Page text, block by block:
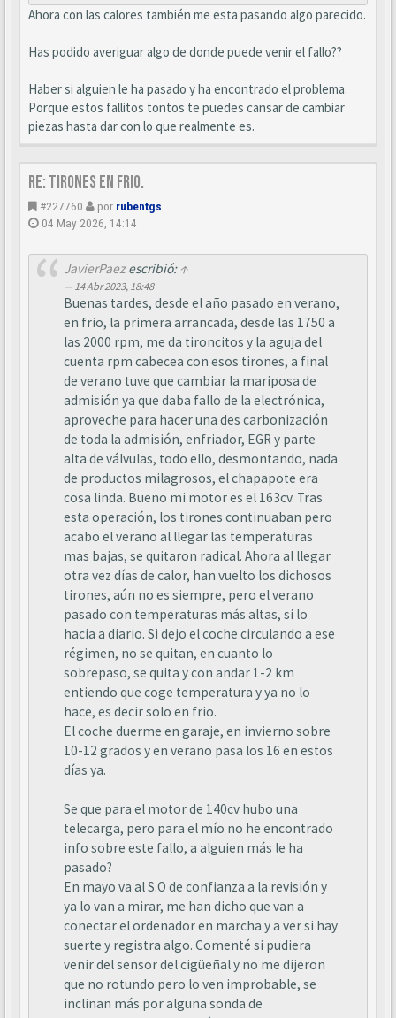
Ahora con las calores también me esta pasando algo parecido.
Has podido averiguar algo de donde puede venir el fallo??
Haber si alguien le ha pasado y ha encontrado el problema.
Porque estos fallitos tontos te puedes cansar de cambiar
piezas hasta dar con lo que realmente es.
Re: Tirones en frio.
#227760 por rubentgs
04 May 2026, 14:14
JavierPaezescribió: ↑
14 Abr 2023, 18:48
Buenas tardes, desde el año pasado en verano,
en frio, la primera arrancada, desde las 1750 a
las 2000 rpm, me da tironcitos y la aguja del
cuenta rpm cabecea con esos tirones, a final
de verano tuve que cambiar la mariposa de
admisión ya que daba fallo de la electrónica,
aproveche para hacer una des carbonización
de toda la admisión, enfriador, EGR y parte
alta de válvulas, todo ello, desmontando, nada
de productos milagrosos, el chapapote era
cosa linda. Bueno mi motor es el 163cv. Tras
esta operación, los tirones continuaban pero
acabo el verano al llegar las temperaturas
mas bajas, se quitaron radical. Ahora al llegar
otra vez días de calor, han vuelto los dichosos
tirones, aún no es siempre, pero el verano
pasado con temperaturas más altas, si lo
hacia a diario. Si dejo el coche circulando a ese
régimen, no se quitan, en cuanto lo
sobrepaso, se quita y con andar 1-2 km
entiendo que coge temperatura y ya no lo
hace, es decir solo en frio.
El coche duerme en garaje, en invierno sobre
10-12 grados y en verano pasa los 16 en estos
días ya.
Se que para el motor de 140cv hubo una
telecarga, pero para el mío no he encontrado
info sobre este fallo, a alguien más le ha
pasado?
En mayo va al S.O de confianza a la revisión y
ya lo van a mirar, me han dicho que van a
conectar el ordenador en marcha y a ver si hay
suerte y registra algo. Comenté si pudiera
venir del sensor del cigüeñal y no me dijeron
que no rotundo pero lo ven improbable, se
inclinan más por alguna sonda de